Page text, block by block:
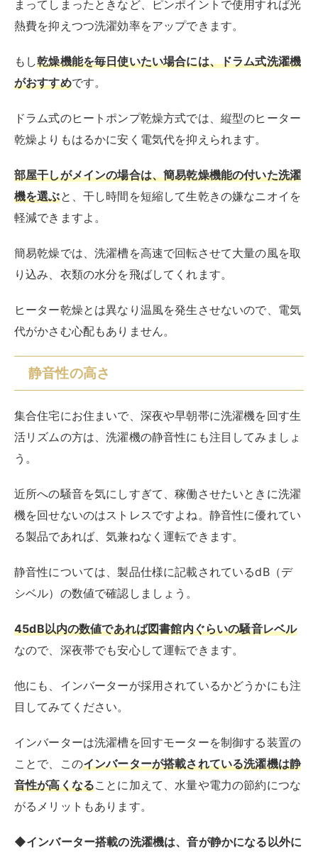
活リズムの方は、洗濯機の静音性にも注目してみましょ
う。
近所への騒音を気にしすぎて、稼働させたいときに洗濯
機を回せないのはストレスですよね。静音性に優れてい
る製品であれば、気兼ねなく運転できます。
静音性については、製品仕様に記載されているdB（デ
シベル）の数値で確認しましょう。
45dB以内の数値であれば図書館内ぐらいの騒音レベル
なので、深夜帯でも安心して運転できます。
他にも、インバーターが採用されているかどうかにも注
目してみてください。
インバーターは洗濯槽を回すモーターを制御する装置の
ことで、このインバーターが搭載されている洗濯機は静
音性が高くなることに加えて、水量や電力の節約につな
がるメリットもあります。
◆インバーター搭載の洗濯機は、音が静かになる以外に
もメリットがあります。詳しくはこちらの記事をご覧く
ださい。
RIRIFE リリフ
インバーター式洗濯機とは？メリットや必要性・
洗濯機選びにおいて「インバーター」という単語を聞いたことがあって
洗...
お手入れ方法の簡単さ
をきれいにしようと洗っても、洗濯槽に溜まった皮脂汚
れやカビなどが付着してしまいます。
とはいえ、洗濯機のお手入れは面倒に感じてしまいます
よね。
できればお手入れの頻度を減らしたいというときは、自